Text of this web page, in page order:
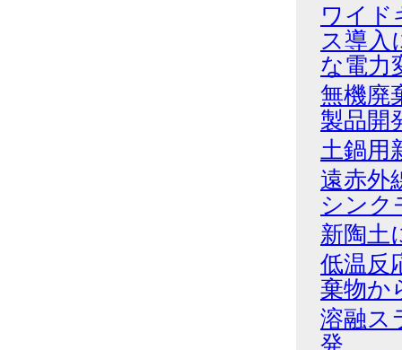
ワイド
ス導入
な電力
無機廃
製品開
土鍋用
遠赤外
シンク
新陶土
低温反
棄物か
溶融ス
発